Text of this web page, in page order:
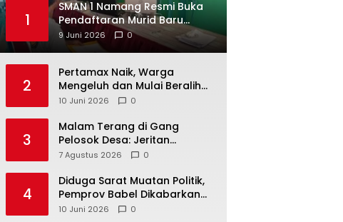
1
SMAN 1 Namang Resmi Buka
Pendaftaran Murid Baru
2026/2027
9 Juni 2026 0
2
‎Pertamax Naik, Warga
Mengeluh dan Mulai Beralih
ke Pertalite Meski Harus Antre
10 Juni 2026 0
3
Malam Terang di Gang
Pelosok Desa: Jeritan
Harapan Ketua APDESI
Babel
7 Agustus 2026 0
4
‎Diduga Sarat Muatan Politik,
Pemprov Babel Dikabarkan
Lakukan Rotasi Besar-
10 Juni 2026 0